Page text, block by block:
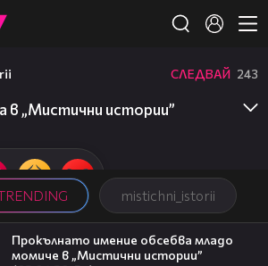
mistichni_istorii
СЛЕДВАЙ 243
в „Мистични истории”
Прокълнато имение обсебва младо
момиче в „Мистични истории”